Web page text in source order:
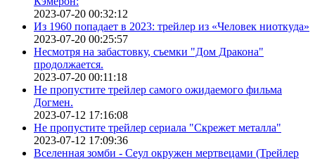
2023-07-20 00:32:12
Из 1960 попадает в 2023: трейлер из «Человек ниоткуда»
2023-07-20 00:25:57
Несмотря на забастовку, съемки "Дом Дракона"
продолжается.
2023-07-20 00:11:18
Не пропустите трейлер самого ожидаемого фильма
Догмен.
2023-07-12 17:16:08
Не пропустите трейлер сериала "Скрежет металла"
2023-07-12 17:09:36
Вселенная зомби - Сеул окружен мертвецами (Трейлер